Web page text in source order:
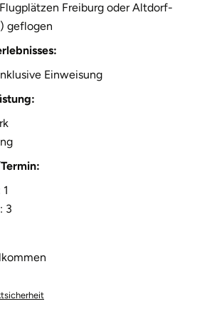
Freiburg oder Altdorf-
geflogen
Einweisung
3